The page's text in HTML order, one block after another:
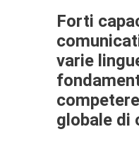
Forti
varie
globale di